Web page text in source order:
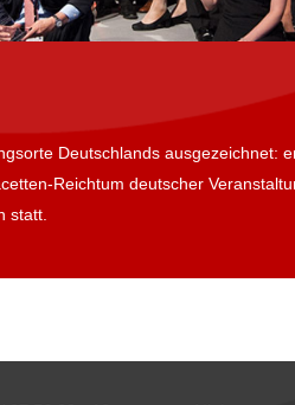
Deutschlands ausgezeichnet:
Reichtum deutscher
statt.